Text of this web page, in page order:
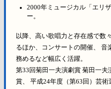
2000年ミュージカル「エリ
ー。
以降、高い歌唱力と存在感で数
るほか、コンサートの開催、
務めるなど幅広く活躍。
第33回菊田一夫演劇賞 菊田一夫
賞、 平成24年度（第63回）芸